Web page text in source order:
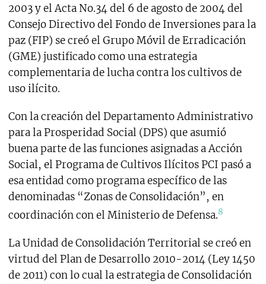
2003 y el Acta No.34 del 6 de agosto de 2004 del
Consejo Directivo del Fondo de Inversiones para la
paz (FIP) se creó el Grupo Móvil de Erradicación
(GME) justificado como una estrategia
complementaria de lucha contra los cultivos de
uso ilícito.
Con la creación del Departamento Administrativo
para la Prosperidad Social (DPS) que asumió
buena parte de las funciones asignadas a Acción
Social, el Programa de Cultivos Ilícitos PCI pasó a
esa entidad como programa específico de las
denominadas “Zonas de Consolidación”, en
coordinación con el Ministerio de Defensa.8
La Unidad de Consolidación Territorial se creó en
virtud del Plan de Desarrollo 2010-2014 (Ley 1450
de 2011) con lo cual la estrategia de Consolidación